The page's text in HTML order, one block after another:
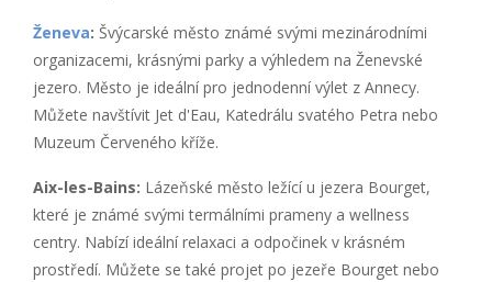
Ženeva: Švýcarské město známé svými mezinárodními
organizacemi, krásnými parky a výhledem na Ženevské
jezero. Město je ideální pro jednodenní výlet z Annecy.
Můžete navštívit Jet d'Eau, Katedrálu svatého Petra nebo
Muzeum Červeného kříže.
Aix-les-Bains: Lázeňské město ležící u jezera Bourget,
které je známé svými termálními prameny a wellness
centry. Nabízí ideální relaxaci a odpočinek v krásném
prostředí. Můžete se také projet po jezeře Bourget nebo